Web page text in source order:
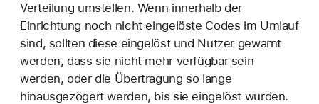
Verteilung umstellen. Wenn innerhalb der
Einrichtung noch nicht eingelöste Codes im Umlauf
sind, sollten diese eingelöst und Nutzer gewarnt
werden, dass sie nicht mehr verfügbar sein
werden, oder die Übertragung so lange
hinausgezögert werden, bis sie eingelöst wurden.